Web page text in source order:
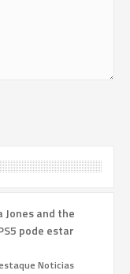
Jones and the
pode estar
Noticias